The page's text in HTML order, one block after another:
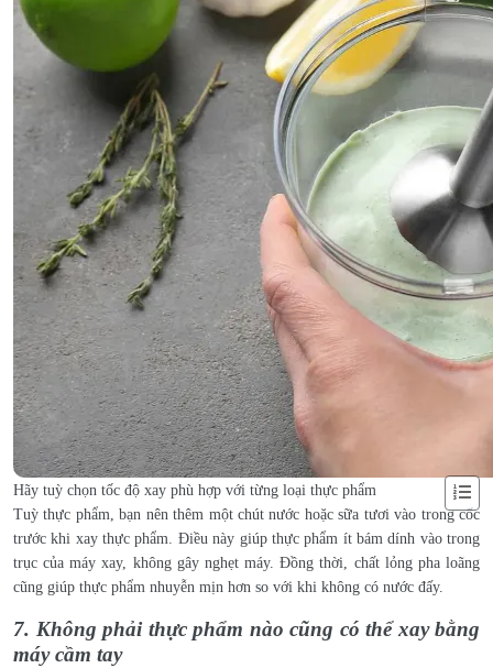
Hãy tuỳ chọn tốc độ xay phù hợp với từng loại thực phẩm
Tuỳ thực phẩm, bạn nên thêm một chút nước hoặc sữa tươi vào trong cốc
trước khi xay thực phẩm. Điều này giúp thực phẩm ít bám dính vào trong
trục của máy xay, không gây nghẹt máy. Đồng thời, chất lỏng pha loãng
cũng giúp thực phẩm nhuyễn mịn hơn so với khi không có nước đấy.
7. Không phải thực phẩm nào cũng có thể xay bằng
máy cầm tay